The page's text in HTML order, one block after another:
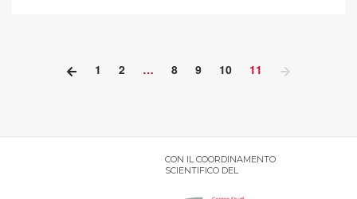
1 2 … 8 9 10 11
CON IL COORDINAMENTO
SCIENTIFICO DEL